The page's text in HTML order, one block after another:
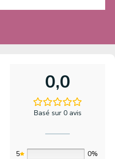
0,0
Basé sur 0 avis
5
0%